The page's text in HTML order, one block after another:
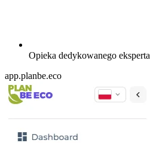
Opieka dedykowanego eksperta
app.planbe.eco